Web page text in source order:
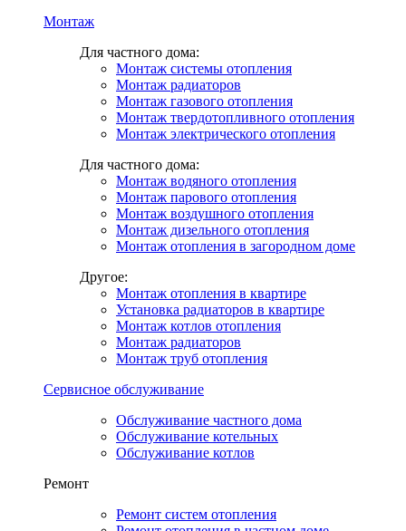
Монтаж
Для частного дома:
Монтаж системы отопления
Монтаж радиаторов
Монтаж газового отопления
Монтаж твердотопливного отопления
Монтаж электрического отопления
Для частного дома:
Монтаж водяного отопления
Монтаж парового отопления
Монтаж воздушного отопления
Монтаж дизельного отопления
Монтаж отопления в загородном доме
Другое:
Монтаж отопления в квартире
Установка радиаторов в квартире
Монтаж котлов отопления
Монтаж радиаторов
Монтаж труб отопления
Сервисное обслуживание
Обслуживание частного дома
Обслуживание котельных
Обслуживание котлов
Ремонт
Ремонт систем отопления